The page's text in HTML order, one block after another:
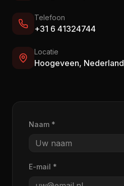
Telefoon
+31 6 41324744
Locatie
Hoogeveen, Nederland
Naam *
E-mail *